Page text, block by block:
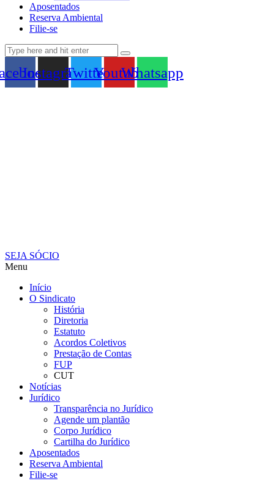
Aposentados
Reserva Ambiental
Filie-se
InstagramTwitterYoutubeWhatsapp
SEJA SÓCIO
Menu
Início
O Sindicato
História
Diretoria
Estatuto
Acordos Coletivos
Prestação de Contas
FUP
CUT
Notícias
Jurídico
Transparência no Jurídico
Agende um plantão
Corpo Jurídico
Cartilha do Jurídico
Aposentados
Reserva Ambiental
Filie-se